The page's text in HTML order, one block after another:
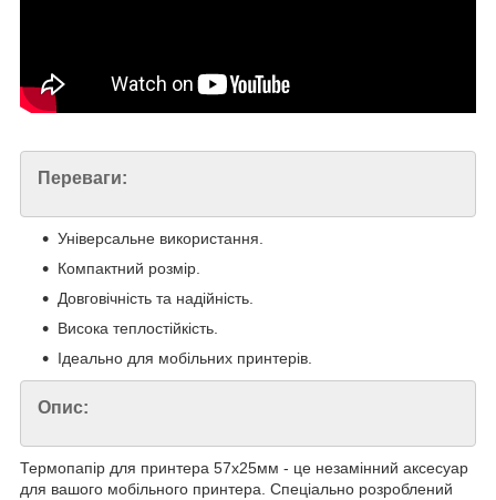
Переваги:
Універсальне використання.
Компактний розмір.
Довговічність та надійність.
Висока теплостійкість.
Ідеально для мобільних принтерів.
Опис:
Термопапір для принтера 57х25мм - це незамінний аксесуар
для вашого мобільного принтера. Спеціально розроблений